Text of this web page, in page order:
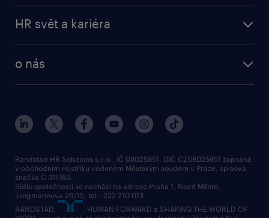
vyberte si zaměstnavatele
HR svět a kariéra
karierní poradna
o nás
náš příbeh
tiskové zprávy
společenská odpovědnost
přidej se k nám
kontakty & pobočky
Randstad HR Solutions s.r.o., IČ 08025851, DIČ CZ08025851 zapsaná
v obchodním rejstříku vedeném Městským soudem v Praze, spisová
značka C 311763.
Sídlo společnosti se nachází na adrese Praha 1, Nové Město,
Jungmannova 26/15, tel.: 222 210 013
RANDSTAD,
, HUMAN FORWARD a SHAPING THE WORLD OF